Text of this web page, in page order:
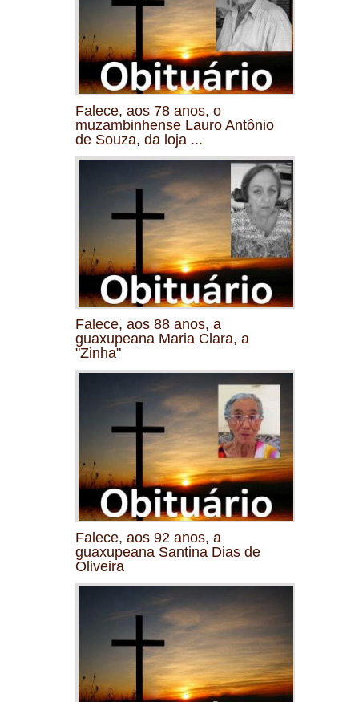
Falece, aos 78 anos, o
muzambinhense Lauro Antônio
de Souza, da loja ...
Falece, aos 88 anos, a
guaxupeana Maria Clara, a
"Zinha"
Falece, aos 92 anos, a
guaxupeana Santina Dias de
Oliveira